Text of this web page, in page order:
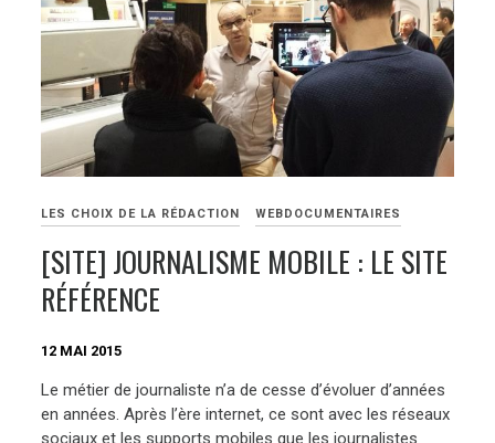
LES CHOIX DE LA RÉDACTION WEBDOCUMENTAIRES
[SITE] JOURNALISME MOBILE : LE SITE
RÉFÉRENCE
12 MAI 2015
Le métier de journaliste n’a de cesse d’évoluer d’années
en années. Après l’ère internet, ce sont avec les réseaux